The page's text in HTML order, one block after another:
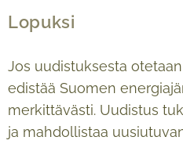
Lopuksi
Jos uudistuksesta
edistää Suomen
merkittävästi. Uudistus
ja mahdollistaa